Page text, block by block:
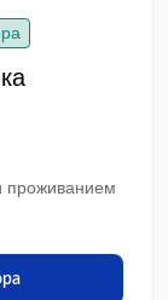
проживанием